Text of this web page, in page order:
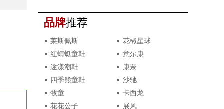
品牌推荐
莱斯佩斯
花椒星球
红蜻蜓童鞋
意尔康
途漾潮鞋
康奈
四季熊童鞋
沙驰
牧童
卡西龙
花花公子
展风